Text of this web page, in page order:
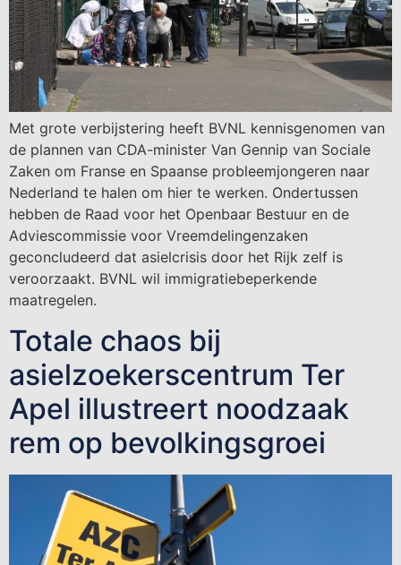
Met grote verbijstering heeft BVNL kennisgenomen van
de plannen van CDA-minister Van Gennip van Sociale
Zaken om Franse en Spaanse probleemjongeren naar
Nederland te halen om hier te werken. Ondertussen
hebben de Raad voor het Openbaar Bestuur en de
Adviescommissie voor Vreemdelingenzaken
geconcludeerd dat asielcrisis door het Rijk zelf is
veroorzaakt. BVNL wil immigratiebeperkende
maatregelen.
Totale chaos bij
asielzoekerscentrum Ter
Apel illustreert noodzaak
rem op bevolkingsgroei